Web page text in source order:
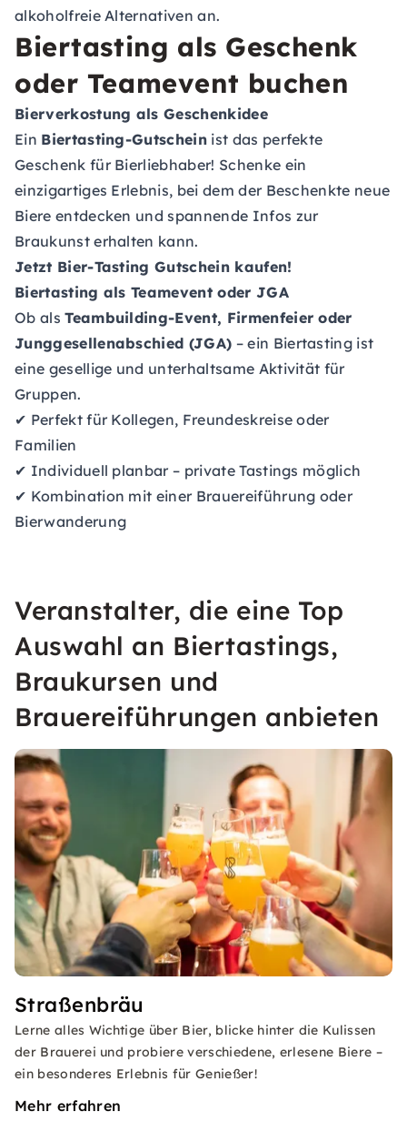
alkoholfreie Alternativen an.
Biertasting als Geschenk
oder Teamevent buchen
Bierverkostung als Geschenkidee
Ein Biertasting-Gutschein ist das perfekte
Geschenk für Bierliebhaber! Schenke ein
einzigartiges Erlebnis, bei dem der Beschenkte neue
Biere entdecken und spannende Infos zur
Braukunst erhalten kann.
Jetzt Bier-Tasting Gutscheinkaufen!
Biertasting als Teamevent oder JGA
Ob alsTeambuilding-Event, Firmenfeier oder
Junggesellenabschied (JGA) – ein Biertasting ist
eine gesellige und unterhaltsame Aktivität für
Gruppen.
✔ Perfekt für Kollegen, Freundeskreise oder
Familien
✔ Individuell planbar – private Tastings möglich
✔ Kombination mit einer Brauereiführung oder
Bierwanderung
Veranstalter, die eine Top
Auswahl an Biertastings,
Braukursen und
Brauereiführungen anbieten
Straßenbräu
Lerne alles Wichtige über Bier, blicke hinter die Kulissen
der Brauerei und probiere verschiedene, erlesene Biere –
ein besonderes Erlebnis für Genießer!
Mehr erfahren